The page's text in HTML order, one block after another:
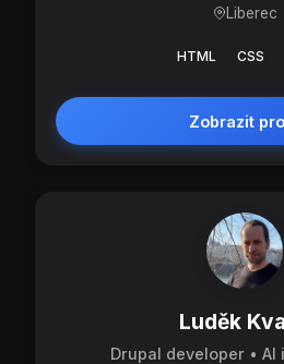
Liberec
HTML CSS
Zobrazit
Luděk
Drupal developer • AI